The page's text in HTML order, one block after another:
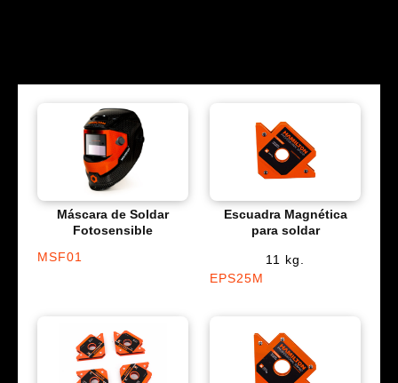
Máscara de Soldar
Fotosensible
MSF01
Escuadra Magnética
para soldar
11 kg.
EPS25M